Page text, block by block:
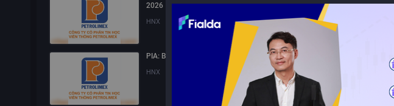
2026
HNX 31/07/2026 15:37
PIA: Báo cáo tài chính quý 2/2026
HNX 17:24